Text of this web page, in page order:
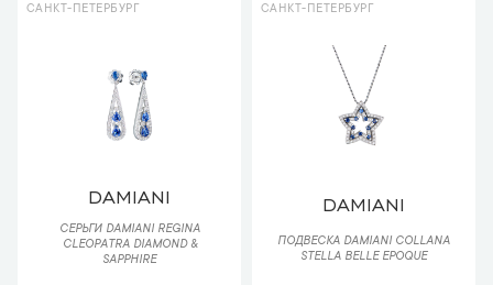
САНКТ-ПЕТЕРБУРГ
DAMIANI
СЕРЬГИ DAMIANI REGINA
CLEOPATRA DIAMOND &
SAPPHIRE
САНКТ-ПЕТЕРБУРГ
DAMIANI
ПОДВЕСКА DAMIANI COLLANA
STELLA BELLE EPOQUE